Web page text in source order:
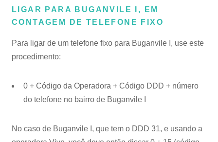
LIGAR PARA BUGANVILE I, EM
CONTAGEM DE TELEFONE FIXO
Para ligar de um telefone fixo para Buganvile I, use este
procedimento:
0 + Código da Operadora + Código DDD + número
do telefone no bairro de Buganvile I
No caso de Buganvile I, que tem o DDD 31, e usando a